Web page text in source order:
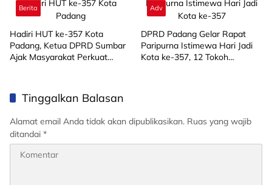
Berita
Hadiri HUT ke-357 Kota
Padang, Ketua DPRD Sumbar
Ajak Masyarakat Perkuat
Adv
DPRD Padang Gelar Rapat
Paripurna Istimewa Hari Jadi
Kota ke-357, 12 Tokoh
Tinggalkan Balasan
Alamat email Anda tidak akan dipublikasikan. Ruas yang wajib
ditandai *